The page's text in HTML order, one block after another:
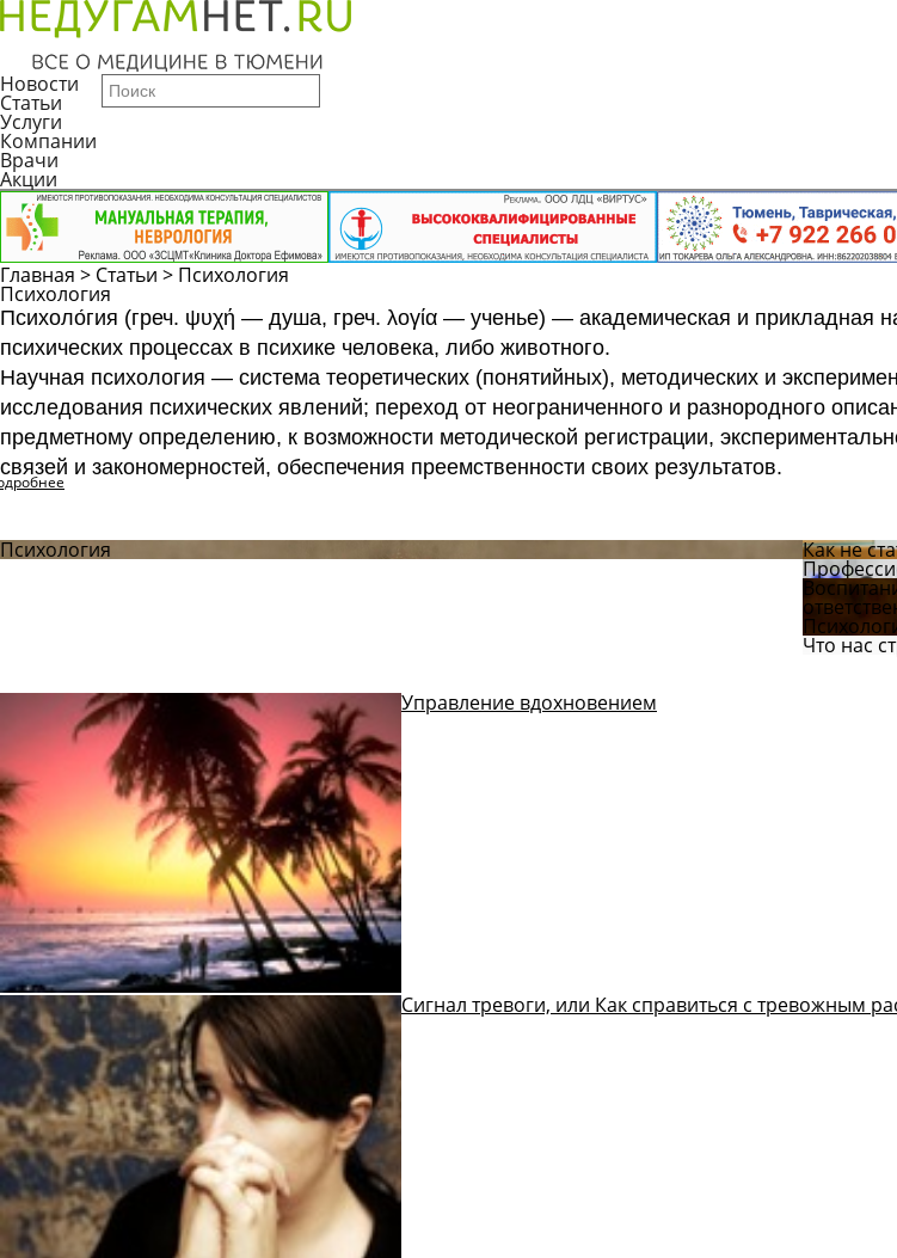
Новости
Статьи
Услуги
Компании
Врачи
Акции
Главная > Статьи > Психология
Психология
Психоло́гия (греч. ψυχή — душа, греч. λογία — ученье) — академическая и прикладная
психических процессах в психике человека, либо животного.
Научная психология — система теоретических (понятийных), методических и
исследования психических явлений; переход от неограниченного и разнородного
предметному определению, к возможности методической регистрации,
связей и закономерностей, обеспечения преемственности своих результатов.
Психология Как не
Что нас
Управление вдохновением
Сигнал тревоги, или Как справиться с тревожным